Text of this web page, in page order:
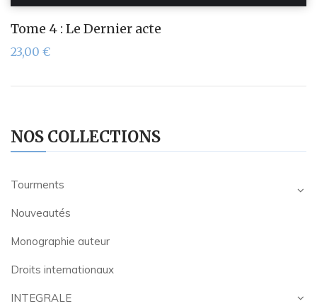
NOS COLLECTIONS
Tourments
Nouveautés
Monographie auteur
Droits internationaux
INTEGRALE
Tome 4 : Le Dernier acte
23,00 €